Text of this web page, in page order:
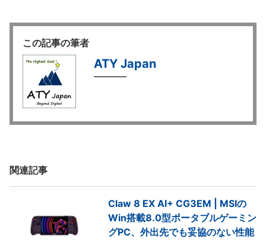
この記事の筆者
ATY Japan
関連記事
Claw 8 EX AI+ CG3EM | MSIの
Win搭載8.0型ポータブルゲーミン
グPC、外出先でも妥協のない性能